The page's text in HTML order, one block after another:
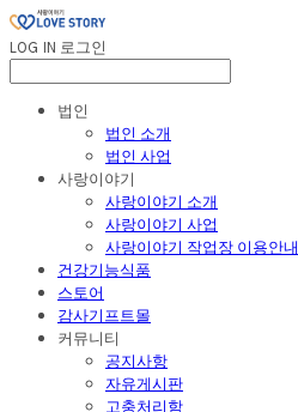
LOG IN 로그인
법인
법인 소개
법인 사업
사랑이야기
사랑이야기 소개
사랑이야기 사업
사랑이야기 작업장 이용안내
건강기능식품
스토어
감사기프트몰
커뮤니티
공지사항
자유게시판
고충처리함